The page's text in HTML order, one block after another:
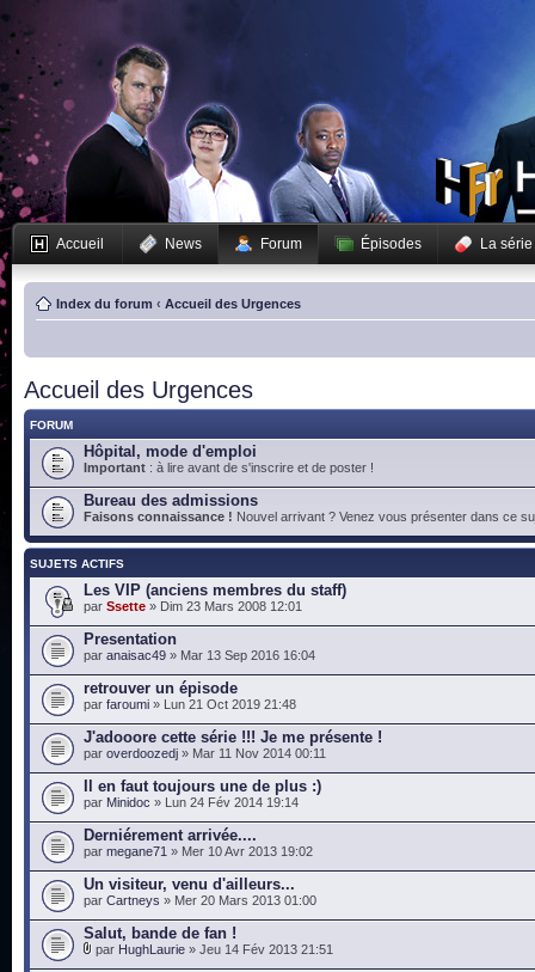
Accueil News Forum Épisodes La série
Index du forum ‹ Accueil des Urgences
Accueil des Urgences
FORUM
Hôpital, mode d'emploi
Important : à lire avant de s'inscrire et de poster !
Bureau des admissions
Faisons connaissance ! Nouvel arrivant ? Venez vous présenter dans ce
SUJETS ACTIFS
Les VIP (anciens membres du staff)
par Ssette » Dim 23 Mars 2008 12:01
Presentation
par anaisac49 » Mar 13 Sep 2016 16:04
retrouver un épisode
par faroumi » Lun 21 Oct 2019 21:48
J'adooore cette série !!! Je me présente !
par overdoozedj » Mar 11 Nov 2014 00:11
Il en faut toujours une de plus :)
par Minidoc » Lun 24 Fév 2014 19:14
Derniérement arrivée....
par megane71 » Mer 10 Avr 2013 19:02
Un visiteur, venu d'ailleurs...
par Cartneys » Mer 20 Mars 2013 01:00
Salut, bande de fan !
par HughLaurie » Jeu 14 Fév 2013 21:51